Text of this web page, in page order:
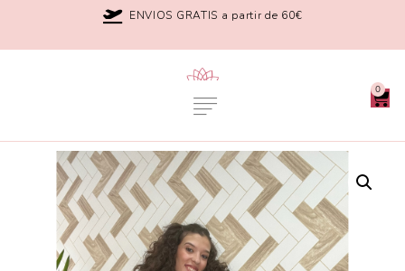
ENVIOS GRATIS a partir de 60€
0